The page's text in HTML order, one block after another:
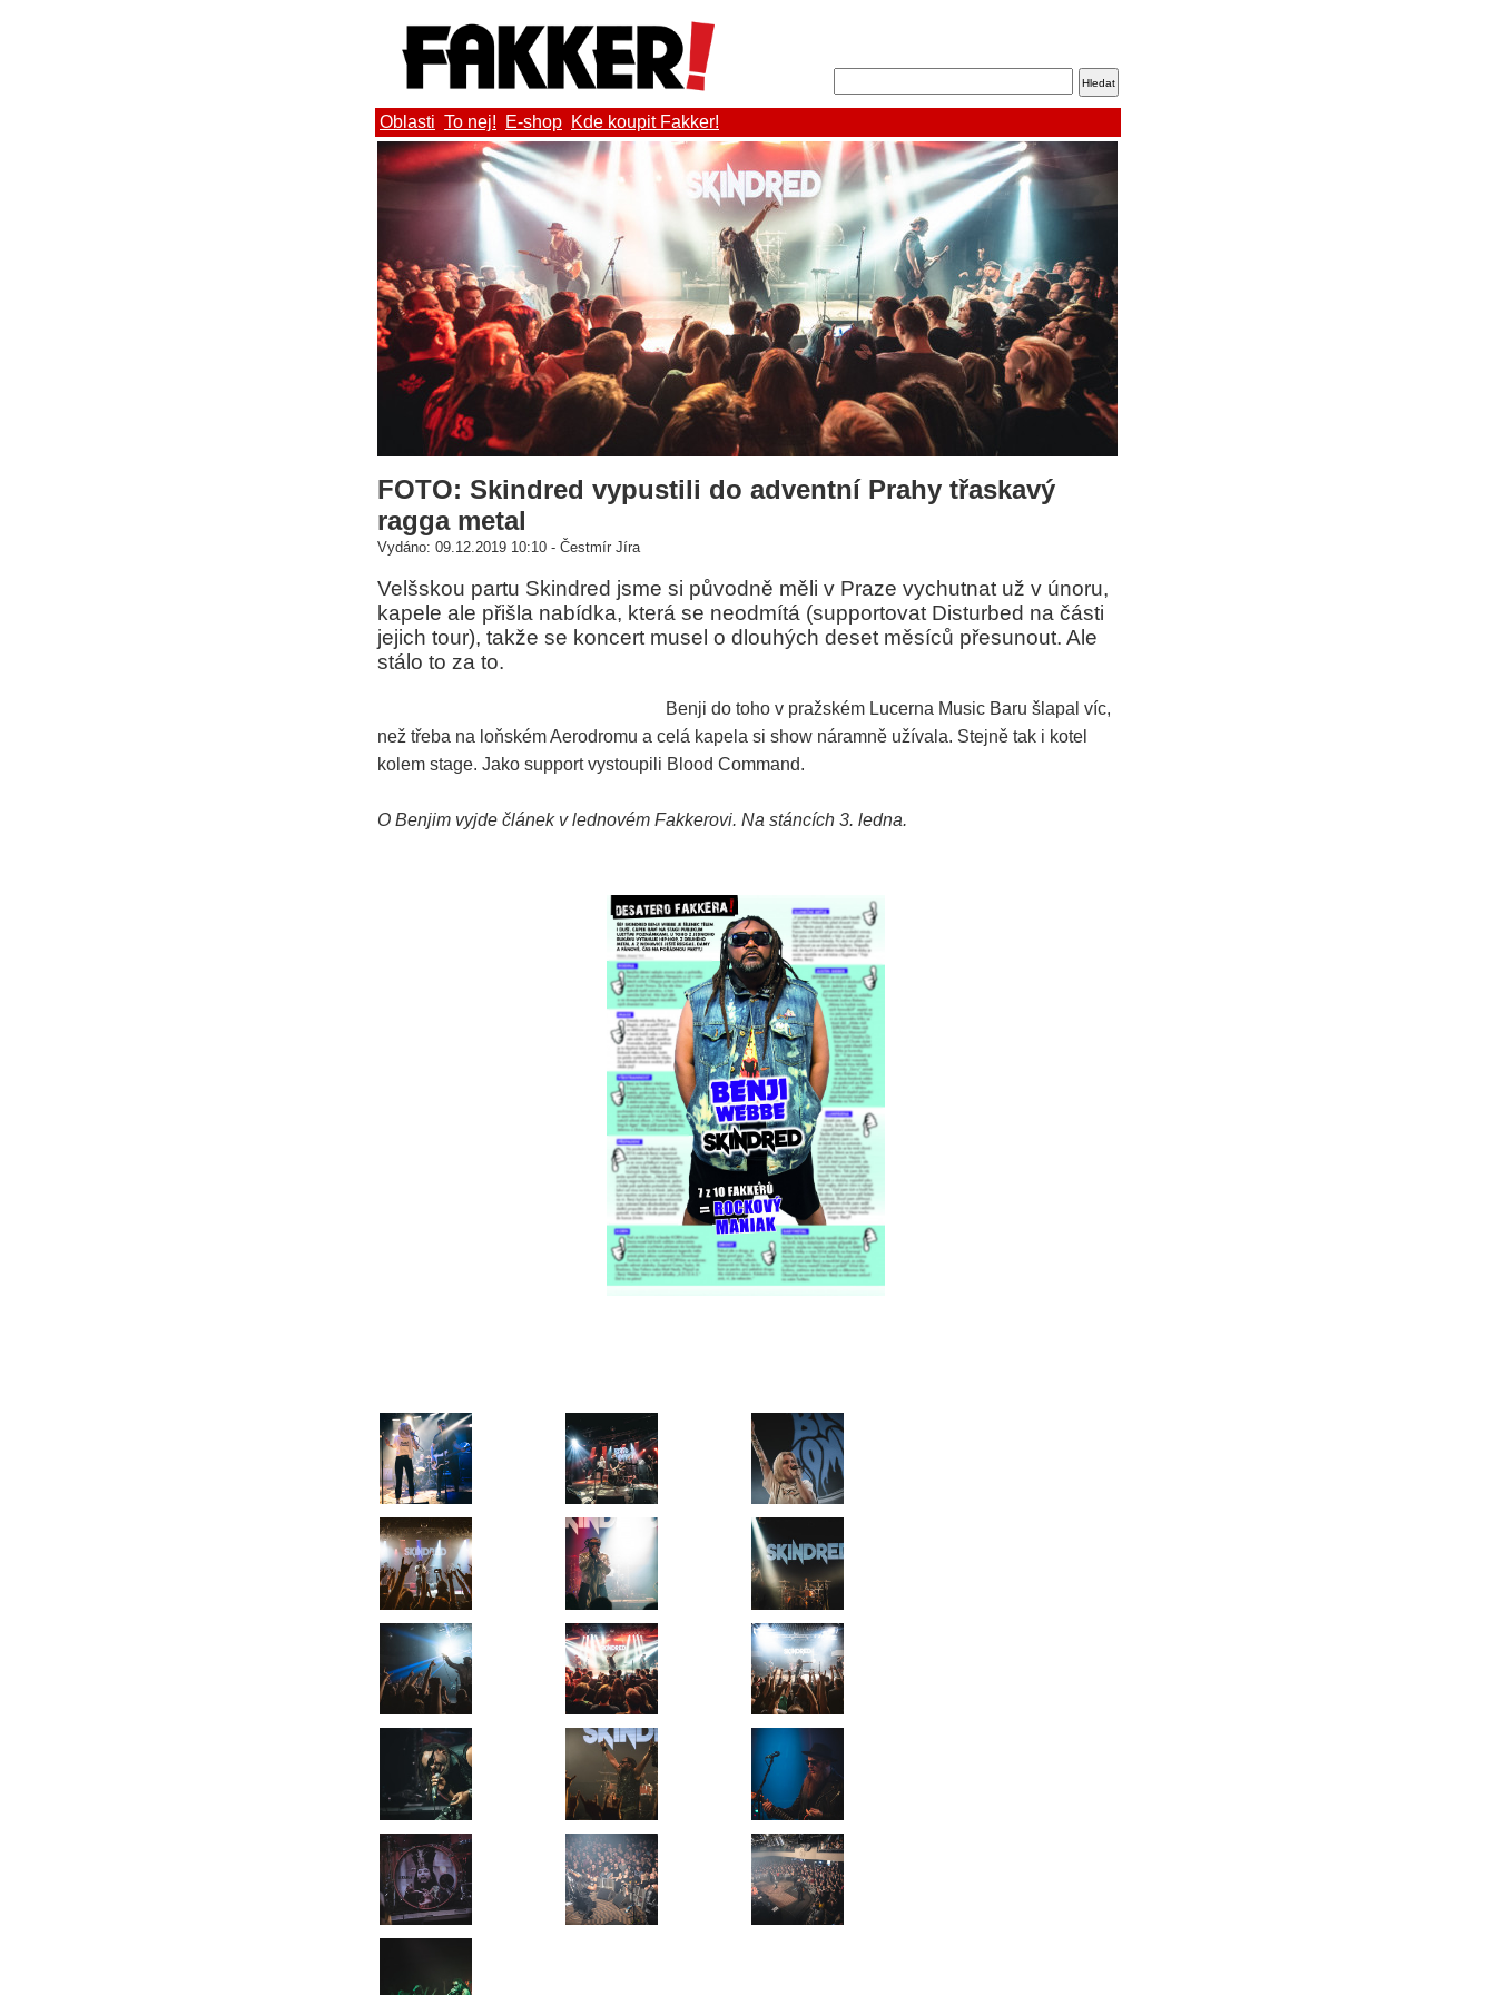
Oblasti To nej! E-shop Kde koupit Fakker!
FOTO: Skindred vypustili do adventní Prahy třaskavý
ragga metal
Vydáno: 09.12.2019 10:10 - Čestmír Jíra
Velšskou partu Skindred jsme si původně měli v Praze vychutnat už v únoru,
kapele ale přišla nabídka, která se neodmítá (supportovat Disturbed na části
jejich tour), takže se koncert musel o dlouhých deset měsíců přesunout. Ale
stálo to za to.
Benji do toho v pražském Lucerna Music Baru šlapal víc,
než třeba na loňském Aerodromu a celá kapela si show náramně užívala. Stejně tak i kotel
kolem stage. Jako support vystoupili Blood Command.
O Benjim vyjde článek v lednovém Fakkerovi. Na stáncích 3. ledna.